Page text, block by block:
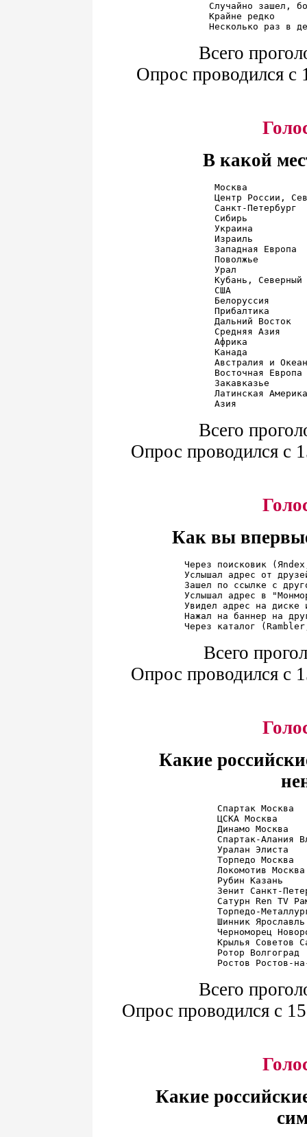
Случайно зашел,
Крайне редко
Всего
Опрос проводился с
В какой
Москва
Центр России,
Санкт-
Сибирь
Украина
Израиль
Западная
Поволжье
Урал
Кубань,
США
Белоруссия
Прибалтика
Дальний
Средняя Азия
Африка
Канада
Австралия и
Восточная
Закавказье
Латинская
Всего
Опрос проводился с
Как вы
Через поисковик
Услышал адрес от
Зашел по ссылке с
Услышал адрес в
Увидел адрес на
Нажал на баннер на
Всего
Опрос проводился с
Какие
Спартак
ЦСКА Москва
Динамо
Спартак-Алания
Уралан
Торпедо
Локомотив
Рубин
Зенит Санкт-
Сатурн Ren TV
Торпедо-
Шинник
Черноморец
Крылья
Ротор
Всего
Опрос проводился с
Какие